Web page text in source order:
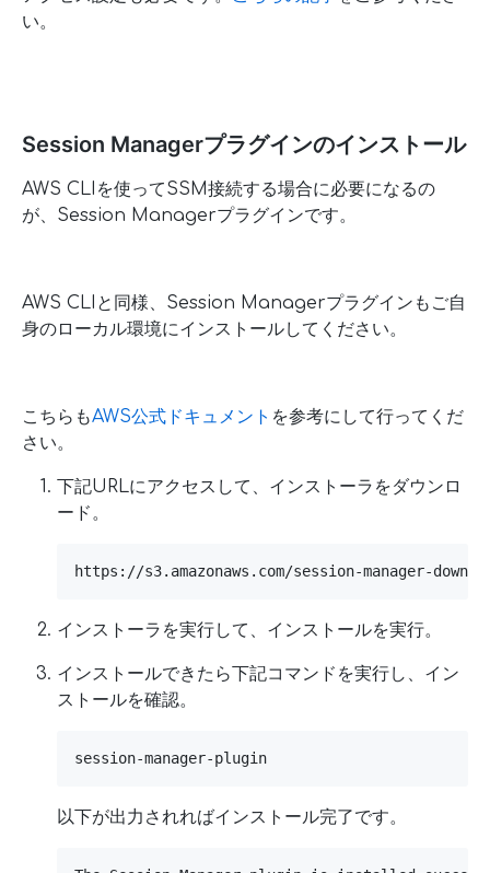
い。
Session Managerプラグインのインストール
AWS CLIを使ってSSM接続する場合に必要になるの
が、Session Managerプラグインです。
AWS CLIと同様、Session Managerプラグインもご自
身のローカル環境にインストールしてください。
こちらもAWS公式ドキュメント を参考にして行ってくだ
さい。
下記URLにアクセスして、インストーラをダウンロ
ード。
https://s3.amazonaws.com/session-manager-
インストーラを実行して、インストールを実行。
インストールできたら下記コマンドを実行し、イン
ストールを確認。
session-manager-plugin
以下が出力されればインストール完了です。